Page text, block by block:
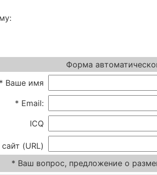
Форма
* Ваше имя
* Email:
ICQ
(URL)
* Ваш вопрос, предложение о